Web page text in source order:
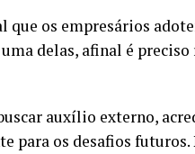
que os empresários
delas, afinal é preciso
auxílio externo,
para os desafios